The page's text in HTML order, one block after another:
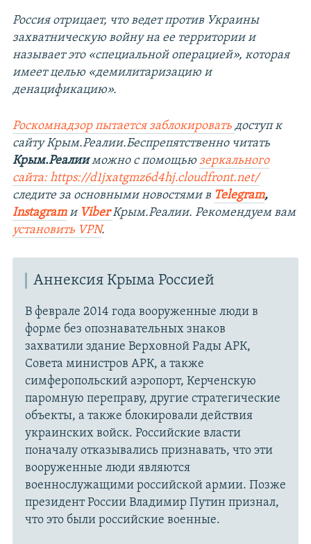
Россия отрицает, что ведет против Украины
захватническую войну на ее территории и
называет это «специальной операцией», которая
имеет целью «демилитаризацию и
денацификацию».
Роскомнадзор пытается заблокировать доступ к
сайту Крым.Реалии.Беспрепятственно читать
Крым.Реалииможно с помощью зеркального
сайта: https://d1jxatgmz6d4hj.cloudfront.net/
следите за основными новостями в Telegram,
Instagramи Viber Крым.Реалии. Рекомендуем вам
установить VPN.
Аннексия Крыма Россией
В феврале 2014 года вооруженные люди в
форме без опознавательных знаков
захватили здание Верховной Рады АРК,
Совета министров АРК, а также
симферопольский аэропорт, Керченскую
паромную переправу, другие стратегические
объекты, а также блокировали действия
украинских войск. Российские власти
поначалу отказывались признавать, что эти
вооруженные люди являются
военнослужащими российской армии. Позже
президент России Владимир Путин признал,
что это были российские военные.